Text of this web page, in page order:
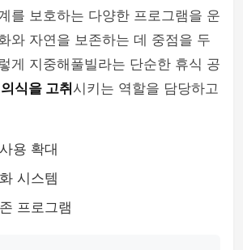
를 보호하는 다양한 프로그램을 운
와 자연을 보존하는 데 중점을 두
게 지중해풀빌라는 단순한 휴식 공
식을 고취 시키는 역할을 담당하고
용 확대
시스템
프로그램